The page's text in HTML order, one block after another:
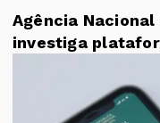
Agência
investiga